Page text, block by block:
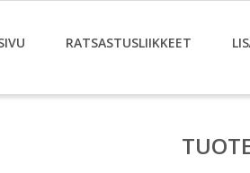
RATSASTUSLIIKKEET